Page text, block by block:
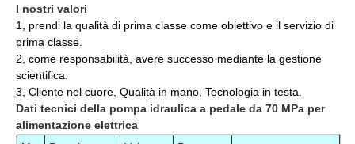
I nostri valori
1, prendi la qualità di prima classe come obiettivo e il servizio di
prima classe.
2, come responsabilità, avere successo mediante la gestione
scientifica.
3, Cliente nel cuore, Qualità in mano, Tecnologia in testa.
Dati tecnici della pompa idraulica a pedale da 70 MPa per
alimentazione elettrica